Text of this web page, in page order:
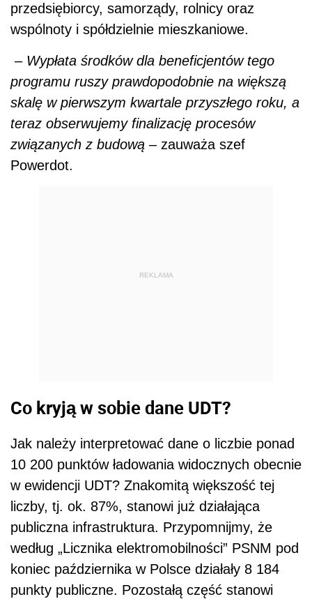
przedsiębiorcy, samorządy, rolnicy oraz
wspólnoty i spółdzielnie mieszkaniowe.
– Wypłata środków dla beneficjentów tego
programu ruszy prawdopodobnie na większą
skalę w pierwszym kwartale przyszłego roku, a
teraz obserwujemy finalizację procesów
związanych z budową –zauważa szef
Powerdot.
REKLAMA
Co kryją w sobie dane UDT?
Jak należy interpretować dane o liczbie ponad
10 200 punktów ładowania widocznych obecnie
w ewidencji UDT? Znakomitą większość tej
liczby, tj. ok. 87%, stanowi już działająca
publiczna infrastruktura. Przypomnijmy, że
według „Licznika elektromobilności” PSNM pod
koniec października w Polsce działały 8 184
punkty publiczne. Pozostałą część stanowi